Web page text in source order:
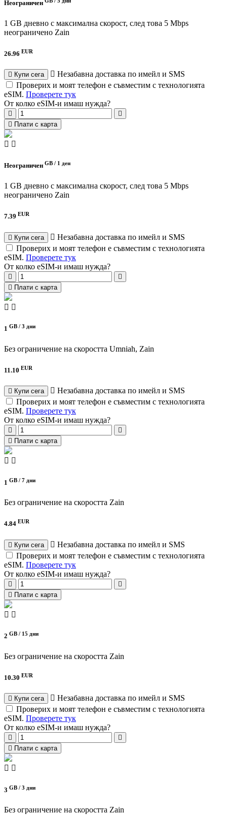
Неограничен
1 GB дневно с максимална скорост, след това 5 Mbps
неограничено Zain
26.96 EUR
Купи сега
Незабавна доставка по имейл и SMS
Проверих и моят телефон е съвместим с технологията
eSIM. Проверете тук
От колко eSIM-и имаш нужда?
Плати с карта
Неограничен GB / 1 ден
1 GB дневно с максимална скорост, след това 5 Mbps
неограничено Zain
7.39 EUR
Купи сега
Незабавна доставка по имейл и SMS
Проверих и моят телефон е съвместим с технологията
eSIM. Проверете тук
От колко eSIM-и имаш нужда?
Плати с карта
1 GB / 3 дни
Без ограничение на скоростта Umniah, Zain
11.10 EUR
Купи сега
Незабавна доставка по имейл и SMS
Проверих и моят телефон е съвместим с технологията
eSIM. Проверете тук
От колко eSIM-и имаш нужда?
Плати с карта
1 GB / 7 дни
Без ограничение на скоростта Zain
4.84 EUR
Купи сега
Незабавна доставка по имейл и SMS
Проверих и моят телефон е съвместим с технологията
eSIM. Проверете тук
От колко eSIM-и имаш нужда?
Плати с карта
2 GB / 15 дни
Без ограничение на скоростта Zain
10.30 EUR
Купи сега
Незабавна доставка по имейл и SMS
Проверих и моят телефон е съвместим с технологията
eSIM. Проверете тук
От колко eSIM-и имаш нужда?
Плати с карта
3 GB / 3 дни
Без ограничение на скоростта Zain